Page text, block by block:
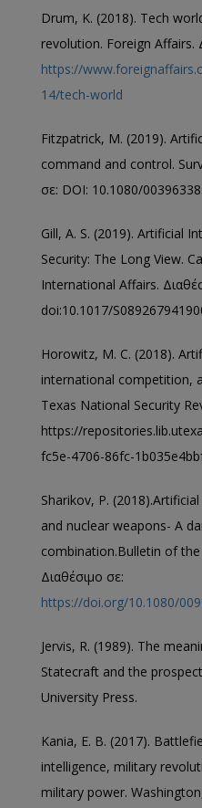
Drum, K. (2018). Tech
revolution. Foreign Affairs.
https://
14/tech-world
Fitzpatrick, M. (2019).
command and control.
σε: DOI: 10.1080/
Gill, A. S. (2019). Artificial
Security: The Long View.
International Affairs.
doi:10.1017/
Horowitz, M. C. (2018).
international competition,
Texas National Security
https://
fc5e-4706-86fc-
Sharikov, P.
and nuclear weapons- A
combination.Bulletin of
Διαθέσιμο σε:
https://doi.org/10.1080/
Jervis, R. (1989). The
Statecraft and the
University Press.
Kania, E. B. (2017).
intelligence, military
military power.